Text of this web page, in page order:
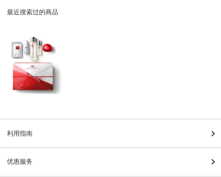
最近搜索过的商品
利用指南
优惠服务